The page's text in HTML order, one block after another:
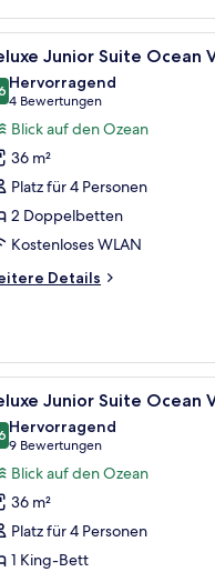
Gemälde,
6 Junior Suite Ocean
von 10
Hervorragend
4 Bewertungen
(4
Bewertungen)
Blick auf den Ozean
36 m²
Platz für 4 Personen
2 Doppelbetten
Kostenloses WLAN
Details
einer Couch, einem kleinen
3 Junior Suite Ocean
von 10
Hervorragend
9 Bewertungen
(9
Bewertungen)
Blick auf den Ozean
36 m²
Platz für 4 Personen
1 King-Bett